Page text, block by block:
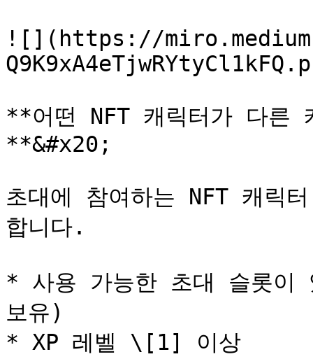
![](https://
**어떤 NFT 캐릭터가 다른
**&#x20;
초대에 참여하는 NFT 캐릭
합니다.
* 사용 가능한 초대 슬롯이
보유)
* XP 레벨 \[1] 이상